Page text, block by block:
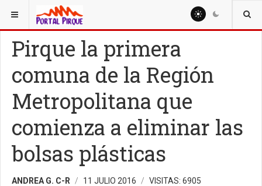
ESTÁ AQUÍ: NOTICIAS
Pirque la primera
comuna de la Región
Metropolitana que
comienza a eliminar las
bolsas plásticas
ANDREA G. C-R 11 JULIO 2016 VISITAS: 6905